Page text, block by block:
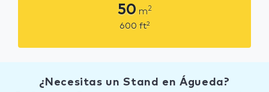
50 m2
600 ft2
¿Necesitas un Stand en Águeda?